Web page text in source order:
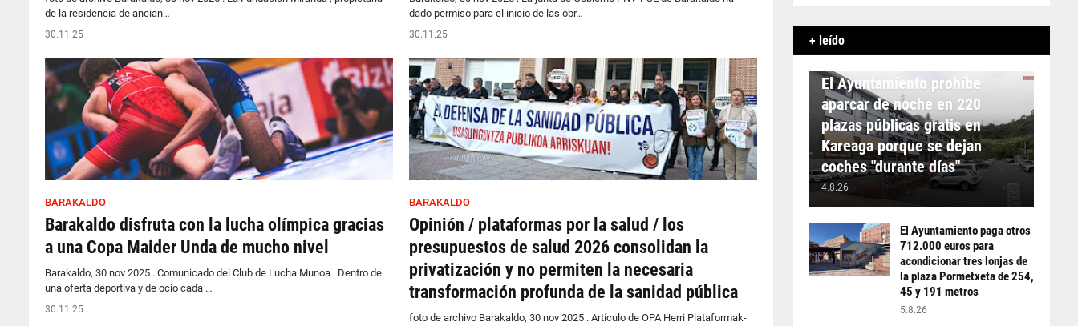
de la residencia de ancian…
30.11.25
dado permiso para el inicio de las obr…
30.11.25
BARAKALDO
Barakaldo disfruta con la lucha olímpica gracias
a una Copa Maider Unda de mucho nivel
Barakaldo, 30 nov 2025 . Comunicado del Club de Lucha Munoa . Dentro de
una oferta deportiva y de ocio cada …
30.11.25
BARAKALDO
Opinión / plataformas por la salud / los
presupuestos de salud 2026 consolidan la
privatización y no permiten la necesaria
transformación profunda de la sanidad pública
foto de archivo Barakaldo, 30 nov 2025 . Artículo de OPA Herri Plataformak-
+ leído
APARCAMIENTO
El Ayuntamiento prohíbe
aparcar de noche en 220
plazas públicas gratis en
Kareaga porque se dejan
coches "durante días"
4.8.26
El Ayuntamiento paga otros
712.000 euros para
acondicionar tres lonjas de
la plaza Pormetxeta de 254,
45 y 191 metros
5.8.26